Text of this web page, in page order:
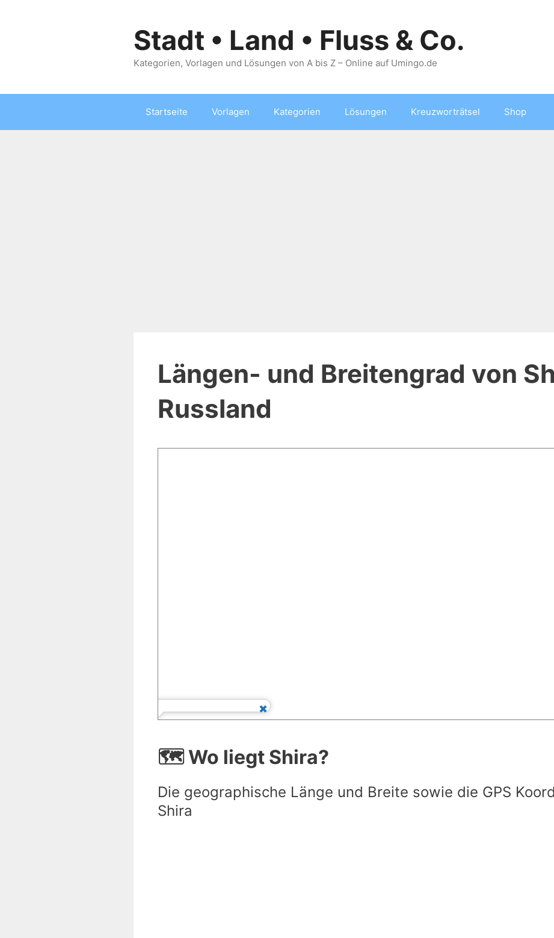
Stadt • Land • Fluss & Co.
Kategorien, Vorlagen und Lösungen von A bis Z – Online auf Umingo.de
Startseite Vorlagen Kategorien Lösungen Kreuzworträtsel Shop
Längen- und Breitengrad von
Russland
🗺️ Wo liegt Shira?
Die geographische Länge und Breite sowie die GPS
Shira